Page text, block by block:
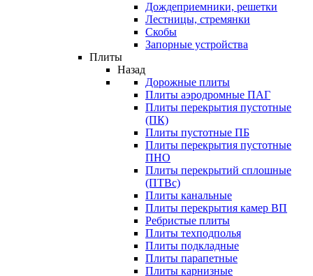
Дождеприемники, решетки
Лестницы, стремянки
Скобы
Запорные устройства
Плиты
Назад
Дорожные плиты
Плиты аэродромные ПАГ
Плиты перекрытия пустотные
(ПК)
Плиты пустотные ПБ
Плиты перекрытия пустотные
ПНО
Плиты перекрытий сплошные
(ПТВс)
Плиты канальные
Плиты перекрытия камер ВП
Ребристые плиты
Плиты техподполья
Плиты подкладные
Плиты парапетные
Плиты карнизные